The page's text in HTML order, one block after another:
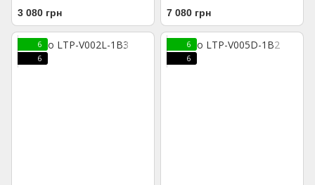
3 080 грн 7 080 грн
6
6
6
6